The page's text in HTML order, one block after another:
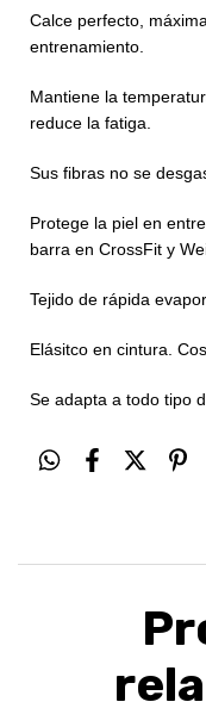
Calce perfecto,
entrenamiento.
Mantiene la
reduce la fatiga.
Sus fibras no se
Protege la piel en
barra en CrossFit y
Tejido de rápida
Elásitco en cintura.
Se adapta a todo tipo